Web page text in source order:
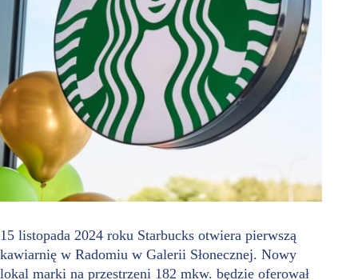
15 listopada 2024 roku Starbucks otwiera pierwszą
kawiarnię w Radomiu w Galerii Słonecznej. Nowy
lokal marki na przestrzeni 182 mkw. będzie oferował